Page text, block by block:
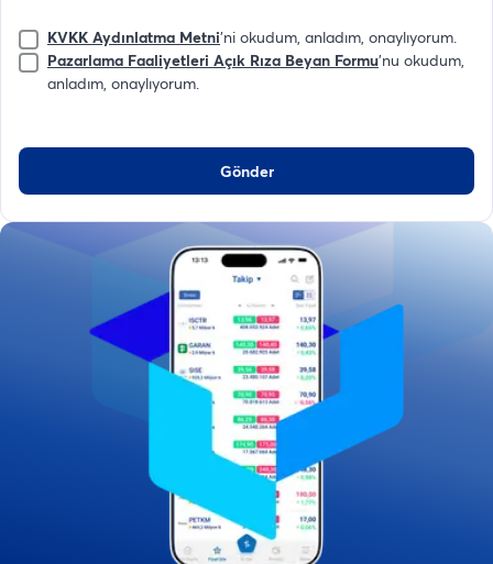
KVKK Aydınlatma Metni'ni okudum, anladım, onaylıyorum.
Pazarlama Faaliyetleri Açık Rıza Beyan Formu'nu okudum,
anladım, onaylıyorum.
Gönder